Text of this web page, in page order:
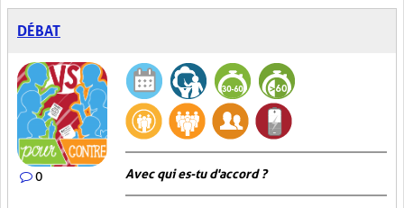
DÉBAT
0 Avec qui es-tu d'accord ?